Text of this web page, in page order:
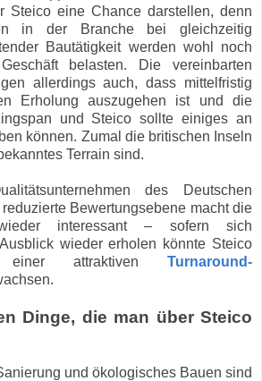
Steico eine Chance darstellen, denn
in der Branche bei gleichzeitig
Bautätigkeit werden wohl noch
belasten. Die vereinbarten
allerdings auch, dass mittelfristig
Erholung auszugehen ist und die
und Steico sollte einiges an
können. Zumal die britischen Inseln
Terrain sind.
des Deutschen
Bewertungsebene macht die
interessant – sofern sich
wieder erholen könnte Steico
einer attraktiven Turnaround-
Dinge, die man über Steico
und ökologisches Bauen sind